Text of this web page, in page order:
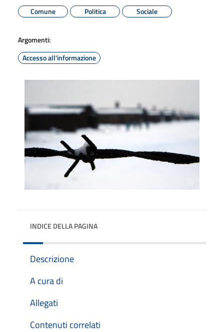
Comune
Politica Sociale
Argomenti:
Accesso all'informazione
INDICE DELLA PAGINA
Descrizione
A cura di
Allegati
Contenuti correlati